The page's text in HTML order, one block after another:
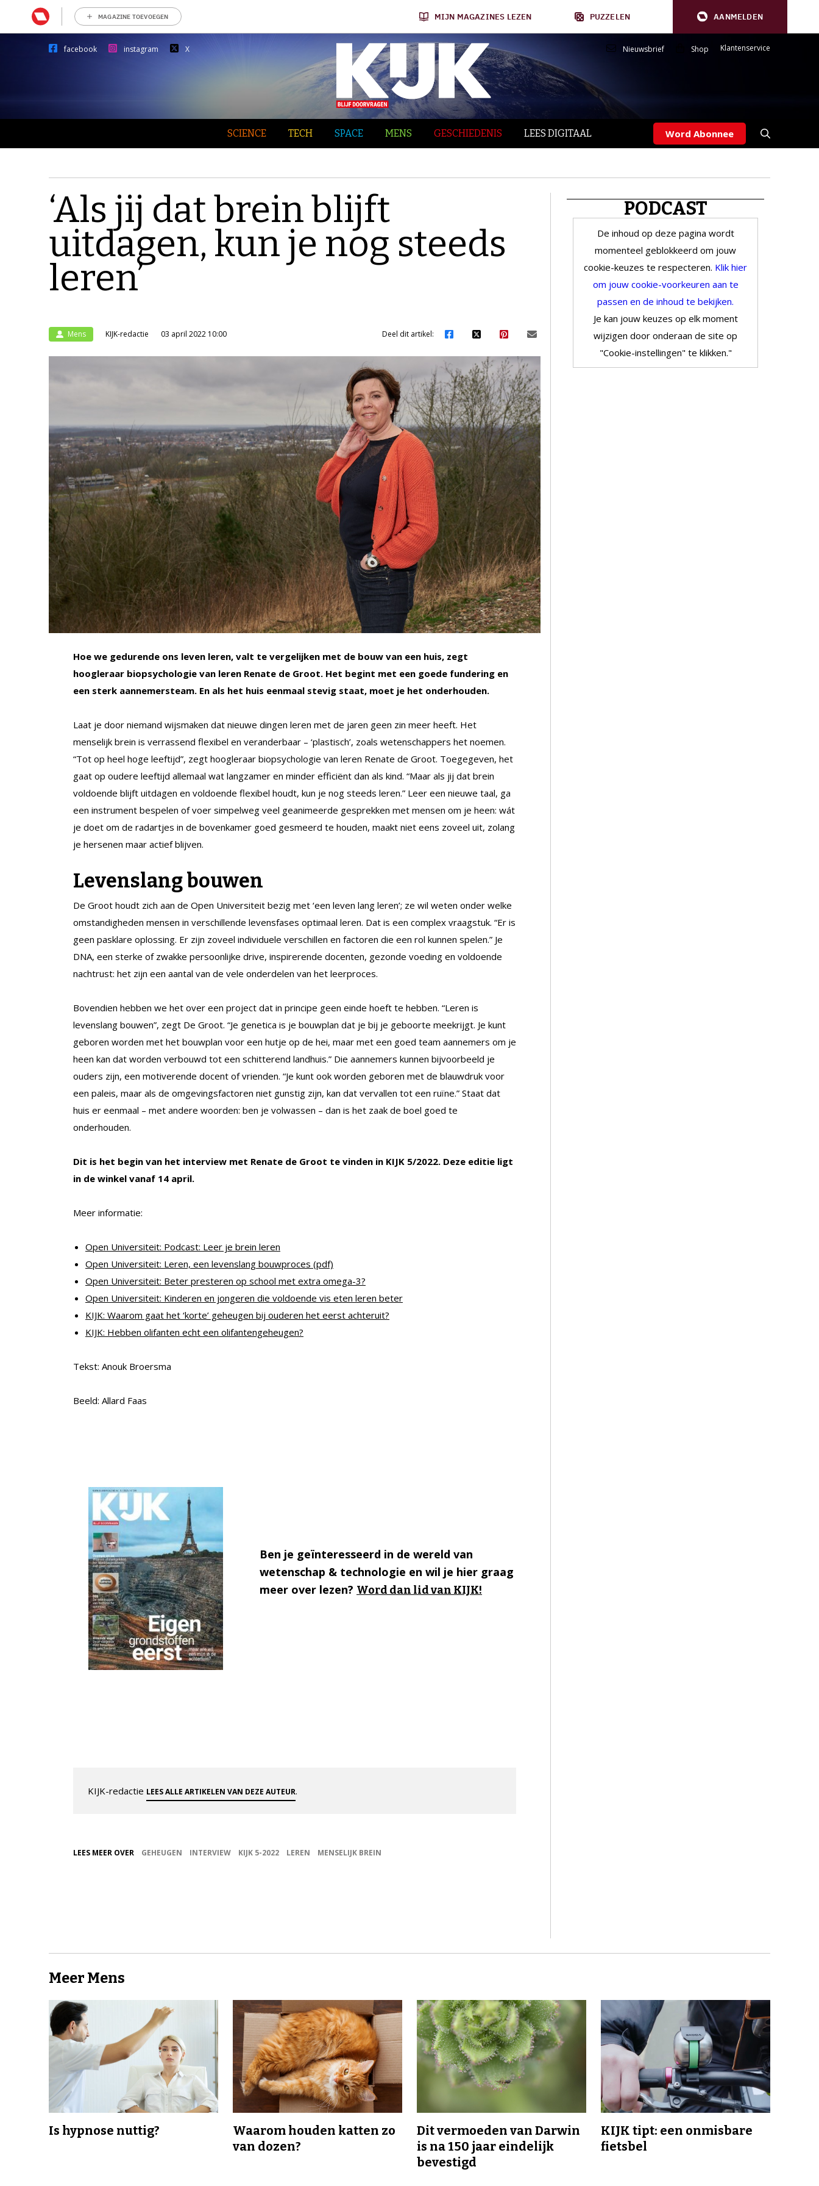
MAGAZINE TOEVOEGEN MIJN MAGAZINES LEZEN PUZZELEN AANMELDEN
facebook instagram X Nieuwsbrief Shop Klantenservice
SCIENCE TECH SPACE MENS GESCHIEDENIS LEES DIGITAAL Word Abonnee
‘Als jij dat brein blijft
uitdagen, kun je nog steeds
leren’
Mens KIJK-redactie 03 april 2022 10:00 Deel dit artikel:
Hoe we gedurende ons leven leren, valt te vergelijken met de bouw van een huis, zegt
hoogleraar biopsychologie van leren Renate de Groot. Het begint met een goede fundering en
een sterk aannemersteam. En als het huis eenmaal stevig staat, moet je het onderhouden.
Laat je door niemand wijsmaken dat nieuwe dingen leren met de jaren geen zin meer heeft. Het
menselijk brein is verrassend flexibel en veranderbaar – ‘plastisch’, zoals wetenschappers het noemen.
“Tot op heel hoge leeftijd”, zegt hoogleraar biopsychologie van leren Renate de Groot. Toegegeven, het
gaat op oudere leeftijd allemaal wat langzamer en minder efficiënt dan als kind. “Maar als jij dat brein
voldoende blijft uitdagen en voldoende flexibel houdt, kun je nog steeds leren.” Leer een nieuwe taal, ga
een instrument bespelen of voer simpelweg veel geanimeerde gesprekken met mensen om je heen: wát
je doet om de radartjes in de bovenkamer goed gesmeerd te houden, maakt niet eens zoveel uit, zolang
je hersenen maar actief blijven.
Levenslang bouwen
De Groot houdt zich aan de Open Universiteit bezig met ‘een leven lang leren’; ze wil weten onder welke
omstandigheden mensen in verschillende levensfases optimaal leren. Dat is een complex vraagstuk. “Er is
geen pasklare oplossing. Er zijn zoveel individuele verschillen en factoren die een rol kunnen spelen.” Je
DNA, een sterke of zwakke persoonlijke drive, inspirerende docenten, gezonde voeding en voldoende
nachtrust: het zijn een aantal van de vele onderdelen van het leerproces.
Bovendien hebben we het over een project dat in principe geen einde hoeft te hebben. “Leren is
levenslang bouwen”, zegt De Groot. “Je genetica is je bouwplan dat je bij je geboorte meekrijgt. Je kunt
geboren worden met het bouwplan voor een hutje op de hei, maar met een goed team aannemers om je
heen kan dat worden verbouwd tot een schitterend landhuis.” Die aannemers kunnen bijvoorbeeld je
ouders zijn, een motiverende docent of vrienden. “Je kunt ook worden geboren met de blauwdruk voor
een paleis, maar als de omgevingsfactoren niet gunstig zijn, kan dat vervallen tot een ruïne.” Staat dat
huis er eenmaal – met andere woorden: ben je volwassen – dan is het zaak de boel goed te
onderhouden.
Dit is het begin van het interview met Renate de Groot te vinden in KIJK 5/2022. Deze editie ligt
in de winkel vanaf 14 april.
Meer informatie:
Open Universiteit: Podcast: Leer je brein leren
Open Universiteit: Leren, een levenslang bouwproces (pdf)
Open Universiteit: Beter presteren op school met extra omega-3?
Open Universiteit: Kinderen en jongeren die voldoende vis eten leren beter
KIJK: Waarom gaat het ‘korte’ geheugen bij ouderen het eerst achteruit?
KIJK: Hebben olifanten echt een olifantengeheugen?
Tekst: Anouk Broersma
Beeld: Allard Faas
Ben je geïnteresseerd in de wereld van
wetenschap & technologie en wil je hier graag
meer over lezen? Word dan lid van KIJK!
KIJK-redactie LEES ALLE ARTIKELEN VAN DEZE AUTEUR.
LEES MEER OVER GEHEUGEN INTERVIEW KIJK 5-2022 LEREN MENSELIJK BREIN
PODCAST
De inhoud op deze pagina wordt
momenteel geblokkeerd om jouw
cookie-keuzes te respecteren. Klik hier
om jouw cookie-voorkeuren aan te
passen en de inhoud te bekijken.
Je kan jouw keuzes op elk moment
wijzigen door onderaan de site op
"Cookie-instellingen" te klikken."
Meer Mens
Is hypnose nuttig?
Waarom houden katten zo
van dozen?
Dit vermoeden van Darwin
is na 150 jaar eindelijk
bevestigd
KIJK tipt: een onmisbare
fietsbel